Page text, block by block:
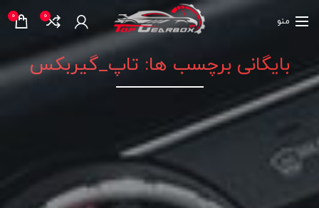
منو 0
0
بایگانی برچسب ها: تاپ_گیربکس